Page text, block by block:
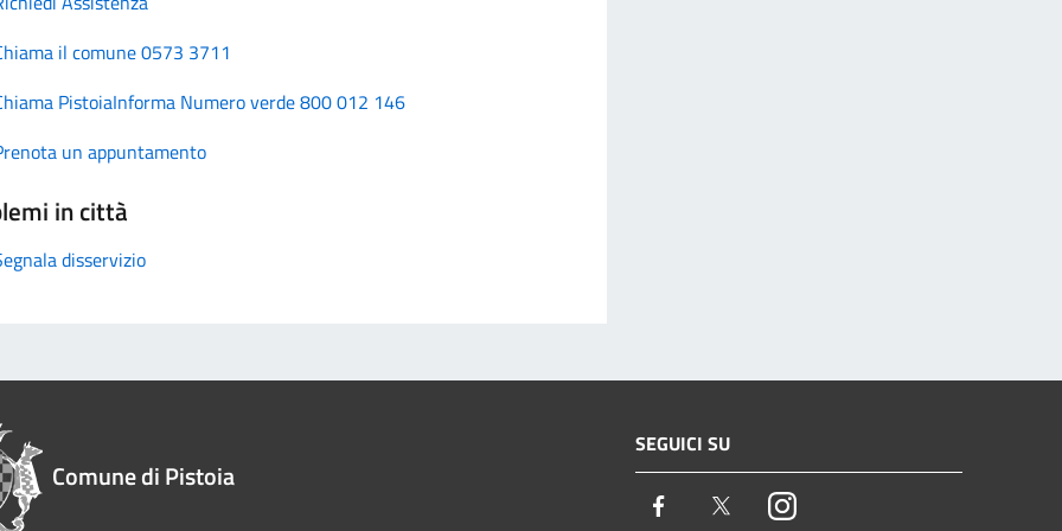
il comune 0573 3711
PistoiaInforma Numero verde 800 012 146
un appuntamento
in città
disservizio
Comune di Pistoia
SEGUICI SU
Facebook TwitterInstagram